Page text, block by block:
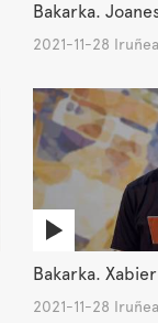
Bakarka.
2021-11-28 Iruñea
Bakarka.
2021-11-28 Iruñea